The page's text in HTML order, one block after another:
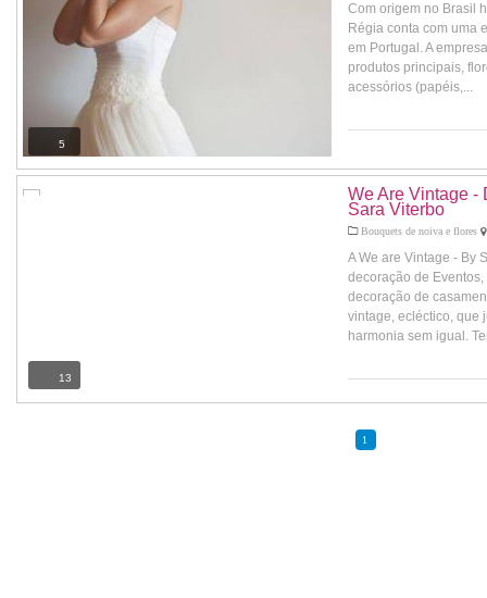
Com origem no Brasil
Régia conta com uma
em Portugal. A
produtos principais,
acessórios (papéis,...
5
We Are Vintage -
Sara Viterbo
Bouquets de noiva e flores
A We are Vintage - By
decoração de
decoração de
vintage, ecléctico, que
harmonia sem igual.
13
1